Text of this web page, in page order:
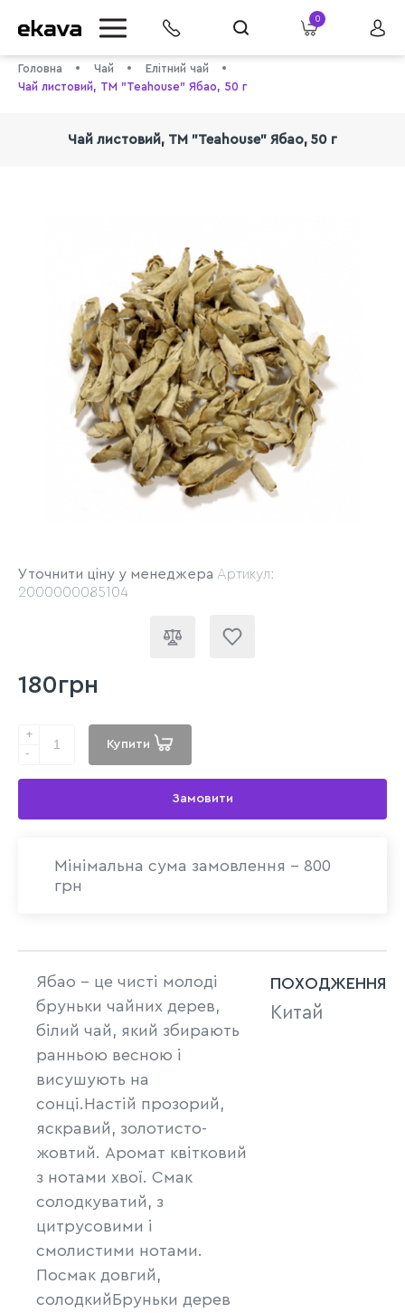
0
Головна Чай
Елітний чай
Чай листовий, ТМ "Teahouse" Ябао, 50 г
Чай листовий, ТМ "Teahouse" Ябао, 50 г
Уточнити ціну у менеджера Артикул:
2000000085104
180грн
+
-
Купити
Замовити
Мінімальна сума замовлення - 800
грн
Ябао – це чисті молоді
бруньки чайних дерев,
білий чай, який збирають
ранньою весною і
висушують на
сонці.Настій прозорий,
яскравий, золотисто-
жовтий. Аромат квітковий
з нотами хвої. Смак
солодкуватий, з
цитрусовими і
смолистими нотами.
Посмак довгий,
солодкийБруньки дерев
ПОХОДЖЕННЯ
Китай